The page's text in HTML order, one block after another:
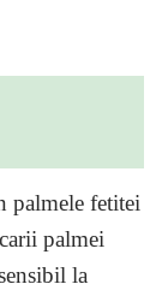
palmele fetitei
palmei
la